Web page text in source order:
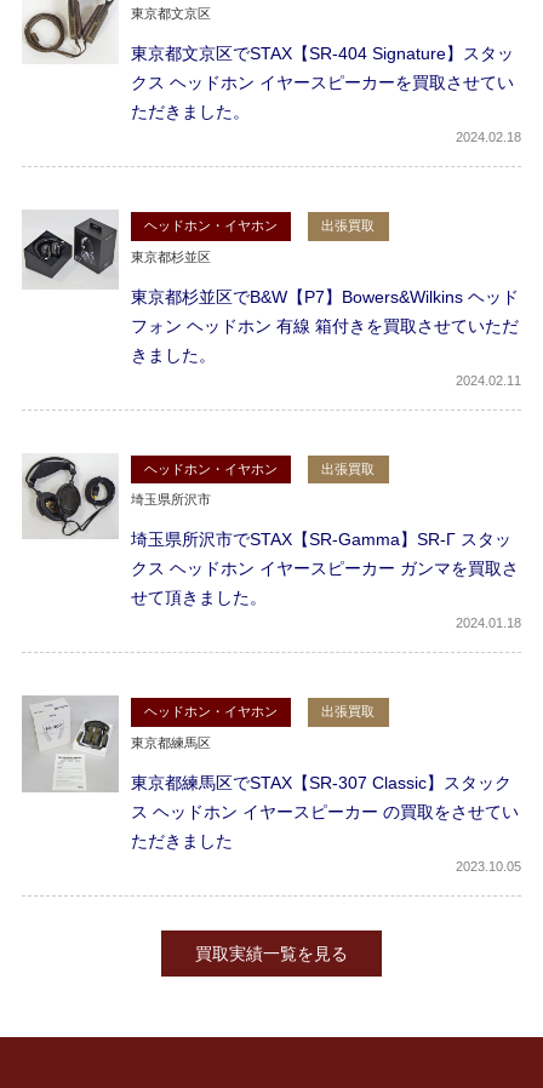
東京都文京区
東京都文京区でSTAX【SR-404 Signature】スタッ
クス ヘッドホン イヤースピーカーを買取させてい
ただきました。
2024 02.18
ヘッドホン・イヤホン 出張買取
東京都杉並区
東京都杉並区でB&W【P7】Bowers&Wilkins ヘッド
フォン ヘッドホン 有線 箱付きを買取させていただ
きました。
2024 02.11
ヘッドホン・イヤホン 出張買取
埼玉県所沢市
埼玉県所沢市でSTAX【SR-Gamma】SR-Γ スタッ
クス ヘッドホン イヤースピーカー ガンマを買取さ
せて頂きました。
2024 01.18
ヘッドホン・イヤホン 出張買取
東京都練馬区
東京都練馬区でSTAX【SR-307 Classic】スタック
ス ヘッドホン イヤースピーカー の買取をさせてい
ただきました
2023 10.05
買取実績一覧を見る